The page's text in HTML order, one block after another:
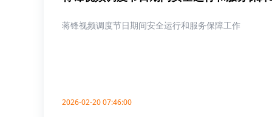
蒋锋视频调度节日期间安全运行和服务保障工作
2026-02-20 07:46:00